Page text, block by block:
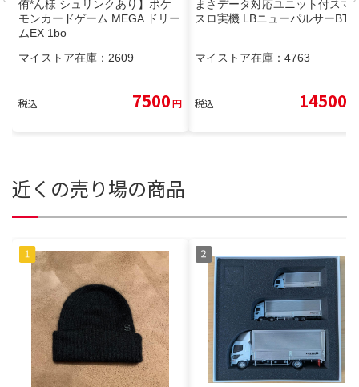
侑*ん様 シュリンクあり】ポケ
モンカードゲーム MEGA ドリー
ムEX 1bo
マイストア在庫： 2609
税込 7500円
まさデータ対応ユニット付スマ
スロ実機 LBニューパルサーBT
マイストア在庫： 4763
税込 14500
近くの売り場の商品